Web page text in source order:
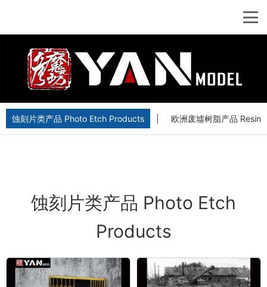
蚀刻片类产品 Photo Etch Products 欧洲废墟树脂产品 Resin
蚀刻片类产品 Photo Etch
Products